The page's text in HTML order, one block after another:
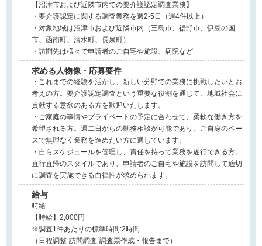
【沼津市および近隣市内での要介護認定調査業務】
・要介護認定に関する調査業務を週2-5日（週4件以上）
・対象地域は沼津市および近隣市内（三島市、裾野市、伊豆の国
市、函南町、清水町、長泉町）
・訪問先は様々で申請者のご自宅や施設、病院など
求める人物像・応募要件
・これまでの経験を活かし、新しい分野での業務に挑戦したいとお
考えの方。要介護認定調査という重要な役割を通じて、地域社会に
貢献する意欲のある方を歓迎いたします。
・ご家庭の事情やプライベートの予定に合わせて、柔軟な働き方を
希望される方。週二日からの勤務相談が可能であり、ご自身のペー
スで無理なく業務を進めたい方に適しています。
・自らスケジュールを管理し、責任を持って業務を遂行できる方。
直行直帰のスタイルであり、申請者のご自宅や施設を訪問して適切
に調査を実施できる自律性が求められます。
給与
時給
【時給】2,000円
※調査1件あたりの標準時間:2時間
（日程調整-訪問調査-調査票作成・報告まで）